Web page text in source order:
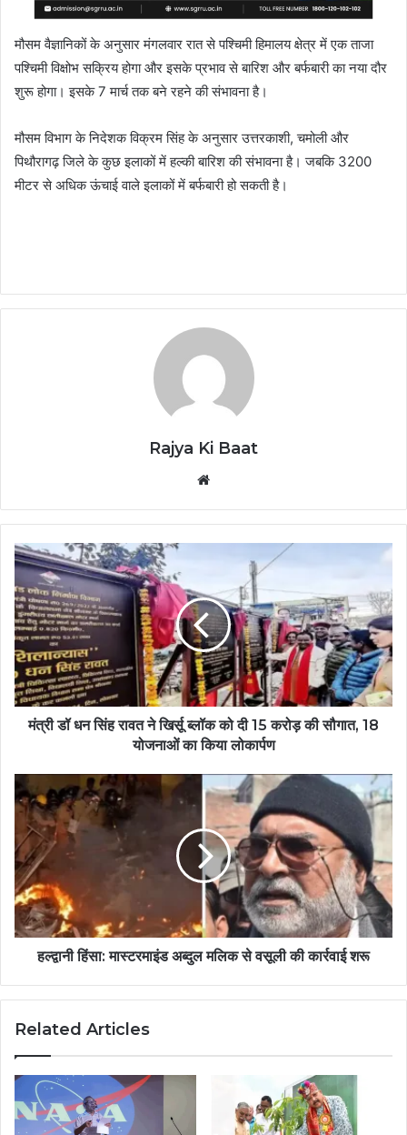
मौसम वैज्ञानिकों के अनुसार मंगलवार रात से पश्चिमी हिमालय क्षेत्र में एक ताजा
पश्चिमी विक्षोभ सक्रिय होगा और इसके प्रभाव से बारिश और बर्फबारी का नया दौर
शुरू होगा। इसके 7 मार्च तक बने रहने की संभावना है।
मौसम विभाग के निदेशक विक्रम सिंह के अनुसार उत्तरकाशी, चमोली और
पिथौरागढ़ जिले के कुछ इलाकों में हल्की बारिश की संभावना है। जबकि 3200
मीटर से अधिक ऊंचाई वाले इलाकों में बर्फबारी हो सकती है।
Rajya Ki Baat
मंत्री डॉ धन सिंह रावत ने खिर्सू ब्लॉक को दी 15 करोड़ की सौगात, 18
योजनाओं का किया लोकार्पण
हल्द्वानी हिंसा: मास्टरमाइंड अब्दुल मलिक से वसूली की कार्रवाई शरू
Related Articles